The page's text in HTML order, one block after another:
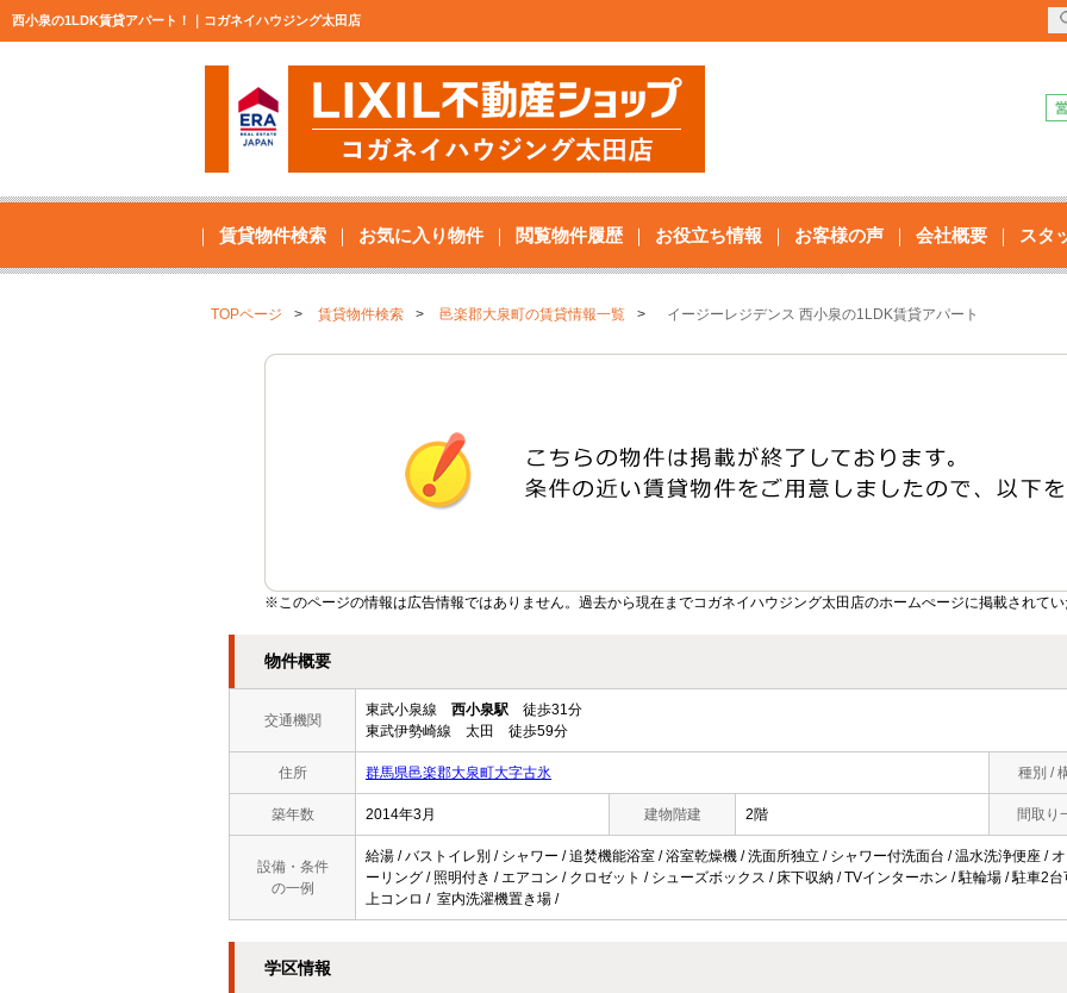
西小泉の1LDK賃貸アパート！｜コガネイハウジング太田店
賃貸物件検索 お気に入り物件 閲覧物件履歴 お役立ち情報 お客様の声 会社概要 スタ
TOPページ 賃貸物件検索 邑楽郡大泉町の賃貸情報一覧 イージーレジデンス 西小泉の1LDK賃貸アパート
※このページの情報は広告情報ではありません。過去から現在までコガネイハウジング太田店のホームぺージに掲載されて
物件概要
交通機関
東武小泉線 西小泉駅 徒歩31分
東武伊勢崎線 太田 徒歩59分
住所 群馬県邑楽郡大泉町大字古氷 種別 /
築年数 2014年3月 建物階建 2階 間取り
設備・条件
の一例
給湯 / バストイレ別 / シャワー / 追焚機能浴室 / 浴室乾燥機 / 洗面所独立 / シャワー付洗面台 / 温水洗浄便座 /
ーリング / 照明付き / エアコン / クロゼット / シューズボックス / 床下収納 / TVインターホン / 駐輪場 / 駐車2
上コンロ / 室内洗濯機置き場 /
学区情報